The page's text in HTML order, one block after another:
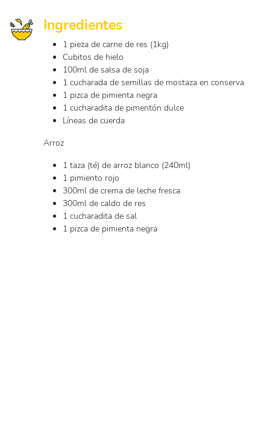
Ingredientes
1 pieza de carne de res (1kg)
Cubitos de hielo
100ml de salsa de soja
1 cucharada de semillas de mostaza en conserva
1 pizca de pimienta negra
1 cucharadita de pimentón dulce
Líneas de cuerda
Arroz
1 taza (té) de arroz blanco (240ml)
1 pimiento rojo
300ml de crema de leche fresca
300ml de caldo de res
1 cucharadita de sal
1 pizca de pimienta negra